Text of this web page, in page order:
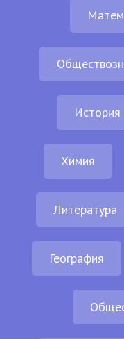
История
Химия
Литература
География